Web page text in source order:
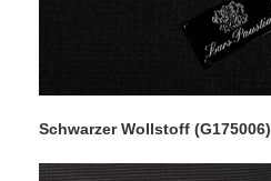
Schwarzer Wollstoff (G175006)